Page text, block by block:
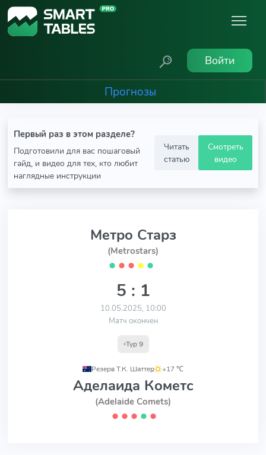
Войти
Прогнозы
Первый раз в этом разделе?
Подготовили для вас пошаговый
гайд, и видео для тех, кто любит
наглядные инструкции
Читать
статью
Смотреть
видео
Метро Старз
(Metrostars)
⬤ ⬤ ⬤ ⬤ ⬤
5 : 1
10.05.2025, 10:00
Матч окончен
Тур 9
Резерв Т.К. Шаттер
, +17 ℃
Аделаида Кометс
(Adelaide Comets)
⬤ ⬤ ⬤ ⬤ ⬤